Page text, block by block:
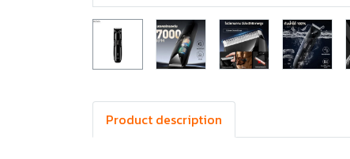
Product description